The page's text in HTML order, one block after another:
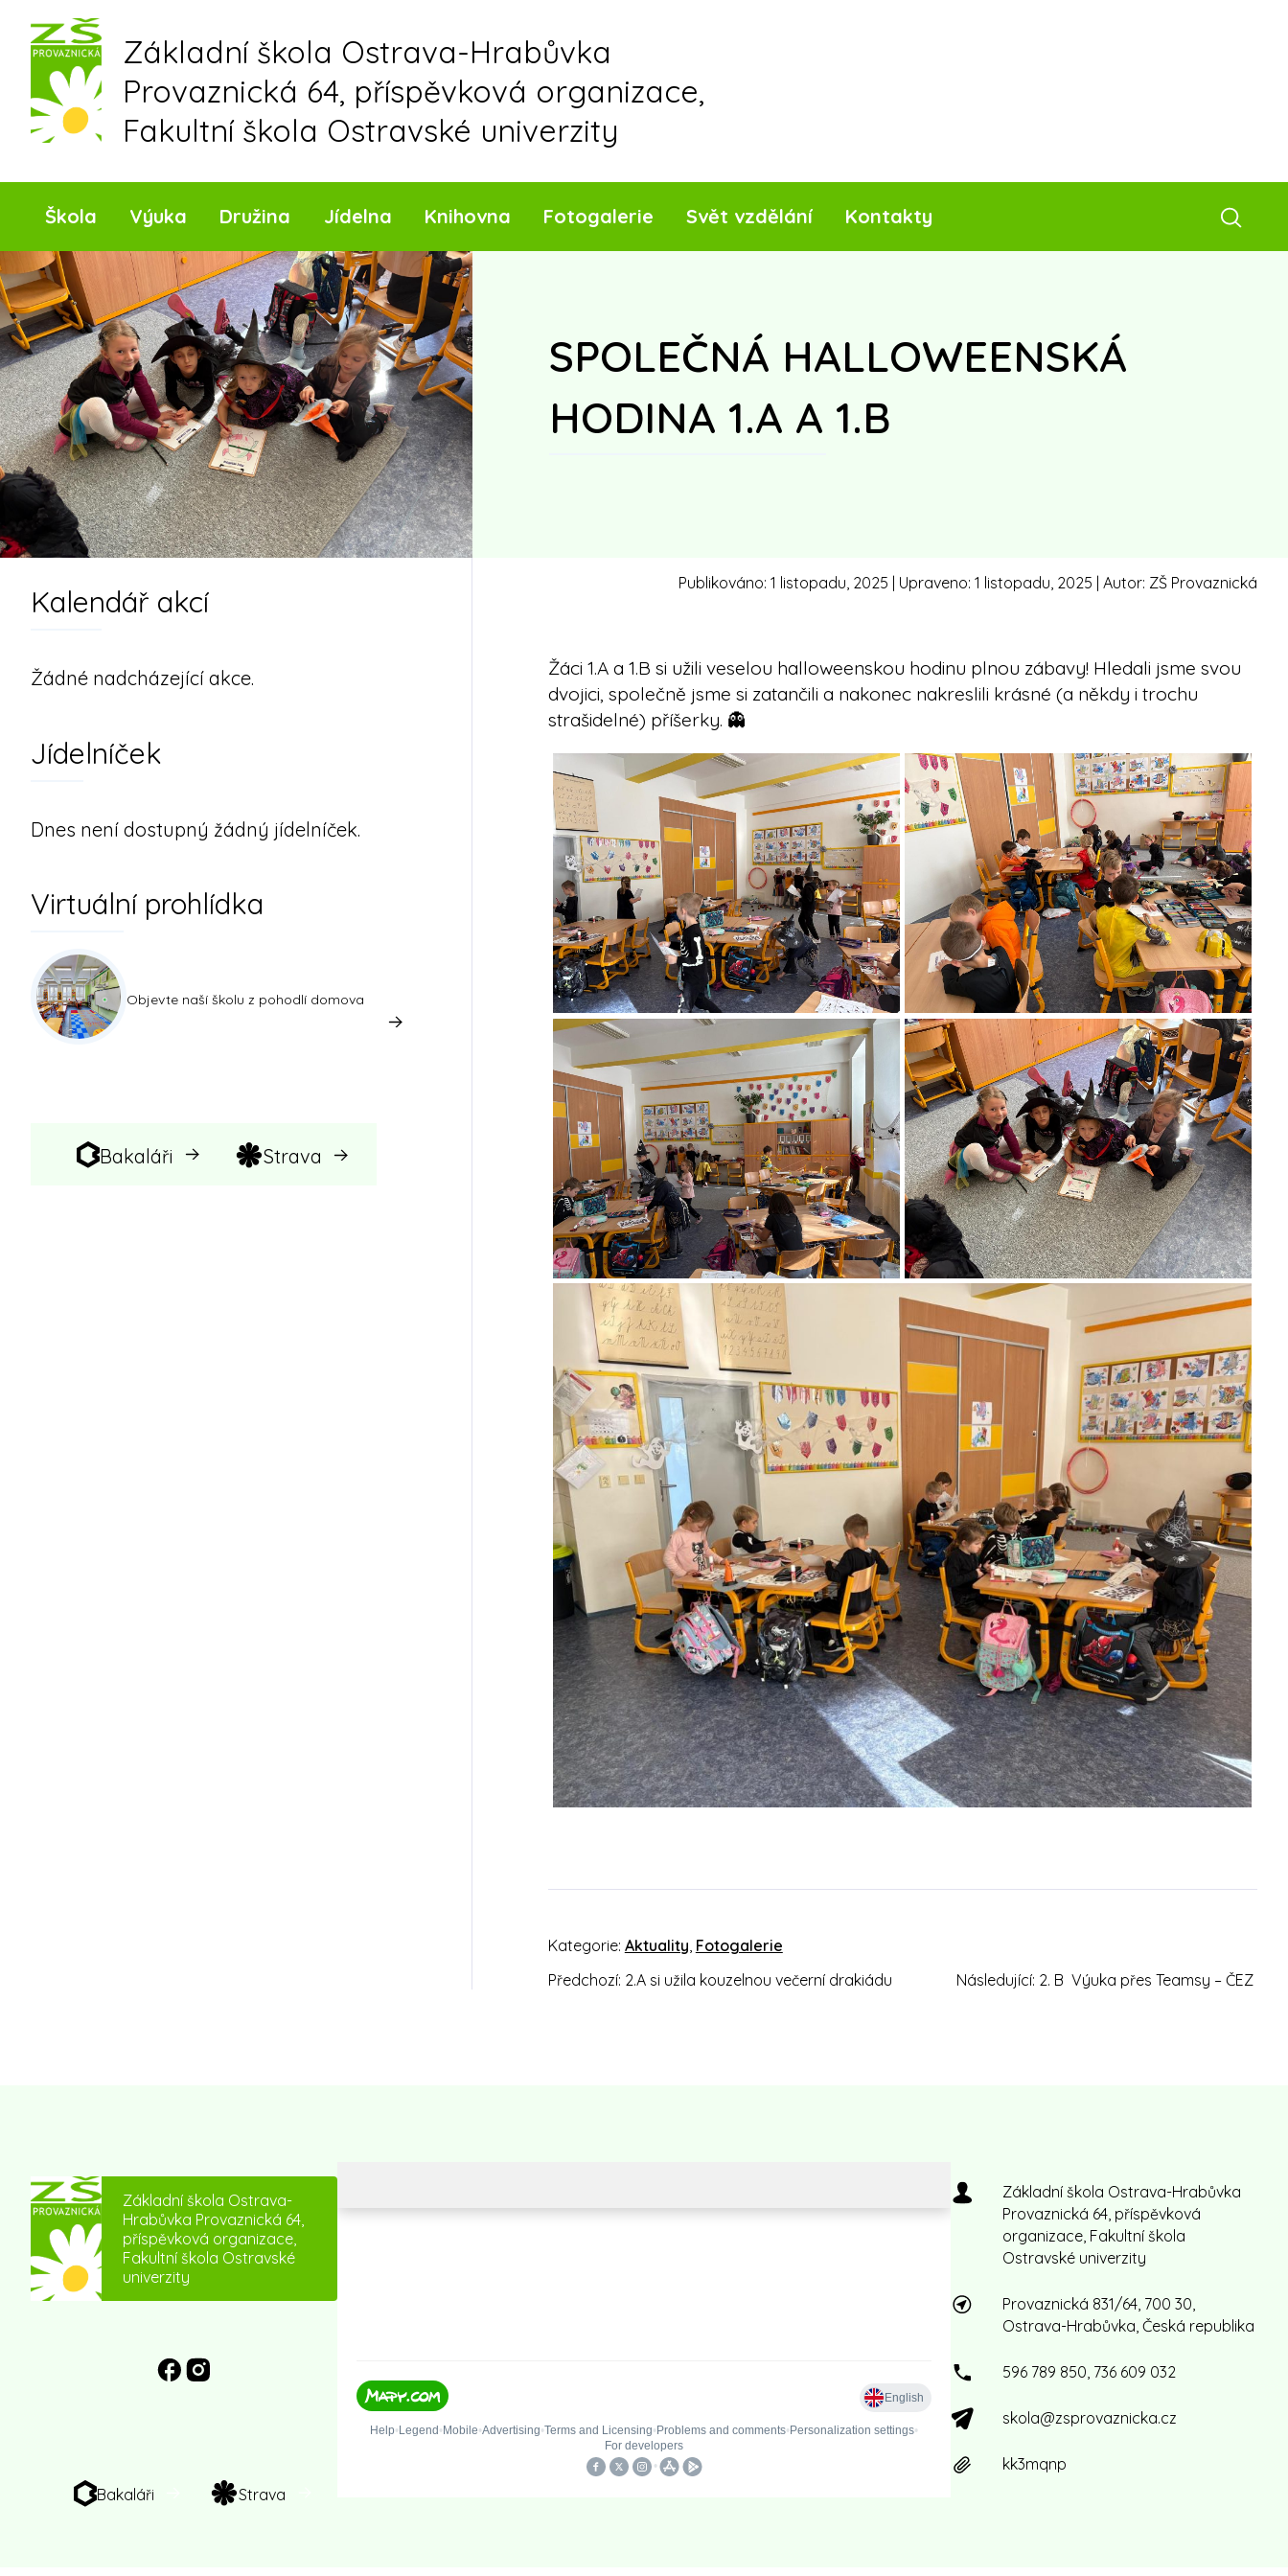
content
Základní škola Ostrava-Hrabůvka
Provaznická 64, příspěvková organizace,
Fakultní škola Ostravské univerzity
Škola Výuka Družina Jídelna Knihovna Fotogalerie Svět vzdělání Kontakty
SPOLEČNÁ HALLOWEENSKÁ
HODINA 1.A A 1.B
Publikováno: 1 listopadu, 2025 | Upraveno: 1 listopadu, 2025 | Autor: ZŠ Provaznická
Žáci 1.A a 1.B si užili veselou halloweenskou hodinu plnou zábavy! Hledali jsme svou
dvojici, společně jsme si zatančili a nakonec nakreslili krásné (a někdy i trochu
strašidelné) příšerky. 👻
Kategorie: Aktuality Fotogalerie
Navigace
Předchozí: 2.A si užila kouzelnou večerní drakiádu Následující: 2. B Výuka přes Teamsy – ČEZ
Kalendář akcí
Žádné nadcházející akce.
Jídelníček
Dnes není dostupný žádný jídelníček.
Virtuální prohlídka
Objevte naší školu z pohodlí domova
Bakaláři Strava
Základní škola Ostrava-
Hrabůvka Provaznická 64,
příspěvková organizace,
Fakultní škola Ostravské
univerzity
Bakaláři Strava
Základní škola Ostrava-Hrabůvka
Provaznická 64, příspěvková
organizace, Fakultní škola
Ostravské univerzity
Provaznická 831/64, 700 30,
Ostrava-Hrabůvka, Česká republika
596 789 850, 736 609 032
skola@zsprovaznicka.cz
kk3mqnp